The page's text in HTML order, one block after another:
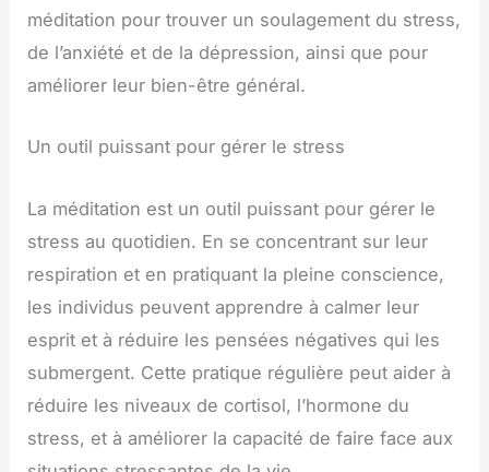
méditation pour trouver un soulagement du stress,
de l’anxiété et de la dépression, ainsi que pour
améliorer leur bien-être général.
Un outil puissant pour gérer le stress
La méditation est un outil puissant pour gérer le
stress au quotidien. En se concentrant sur leur
respiration et en pratiquant la pleine conscience,
les individus peuvent apprendre à calmer leur
esprit et à réduire les pensées négatives qui les
submergent. Cette pratique régulière peut aider à
réduire les niveaux de cortisol, l’hormone du
stress, et à améliorer la capacité de faire face aux